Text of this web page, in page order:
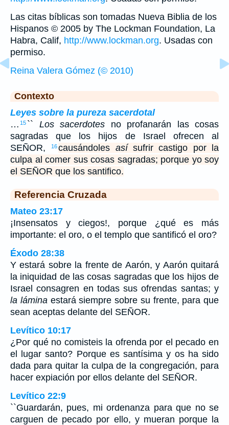
Las citas bíblicas son tomadas Nueva Biblia de los
Hispanos © 2005 by The Lockman Foundation, La
Habra, Calif, http://www.lockman.org. Usadas con
permiso.
Reina Valera Gómez (© 2010)
Contexto
Leyes sobre la pureza sacerdotal
… 15 `` Los sacerdotes no profanarán las cosas
sagradas que los hijos de Israel ofrecen al
SEÑOR,
16causándoles asísufrir castigo por la
culpa al comer sus cosas sagradas; porque yo soy
el SEÑOR que los santifico.
Referencia Cruzada
Mateo 23:17
¡Insensatos y ciegos!, porque ¿qué es más
importante: el oro, o el templo que santificó el oro?
Éxodo 28:38
Y estará sobre la frente de Aarón, y Aarón quitará
la iniquidad de las cosas sagradas que los hijos de
Israel consagren en todas sus ofrendas santas; y
la lámina estará siempre sobre su frente, para que
sean aceptas delante del SEÑOR.
Levítico 10:17
¿Por qué no comisteis la ofrenda por el pecado en
el lugar santo? Porque es santísima y os ha sido
dada para quitar la culpa de la congregación, para
hacer expiación por ellos delante del SEÑOR.
Levítico 22:9
``Guardarán, pues, mi ordenanza para que no se
carguen de pecado por ello, y mueran porque la